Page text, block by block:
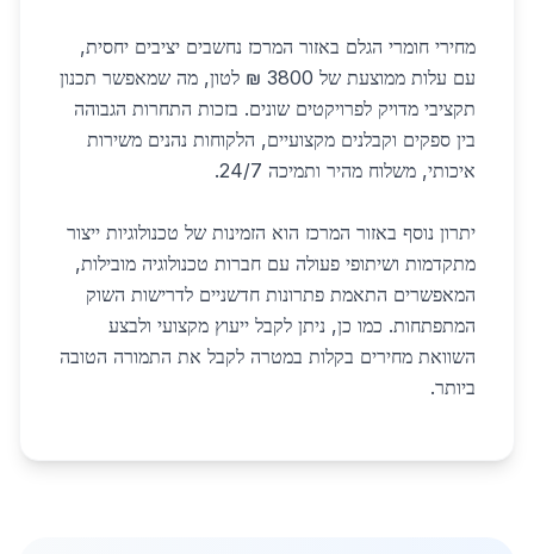
מחירי חומרי הגלם באזור המרכז נחשבים יציבים יחסית,
עם עלות ממוצעת של 3800 ₪ לטון, מה שמאפשר תכנון
תקציבי מדויק לפרויקטים שונים. בזכות התחרות הגבוהה
בין ספקים וקבלנים מקצועיים, הלקוחות נהנים משירות
איכותי, משלוח מהיר ותמיכה 24/7.
יתרון נוסף באזור המרכז הוא הזמינות של טכנולוגיות ייצור
מתקדמות ושיתופי פעולה עם חברות טכנולוגיה מובילות,
המאפשרים התאמת פתרונות חדשניים לדרישות השוק
המתפתחות. כמו כן, ניתן לקבל ייעוץ מקצועי ולבצע
השוואת מחירים בקלות במטרה לקבל את התמורה הטובה
ביותר.